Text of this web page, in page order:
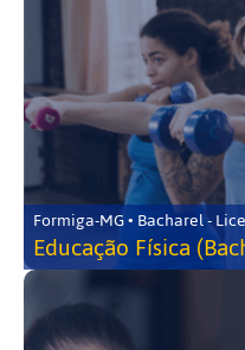
Formiga-MG • Bacharel -
Educação Física